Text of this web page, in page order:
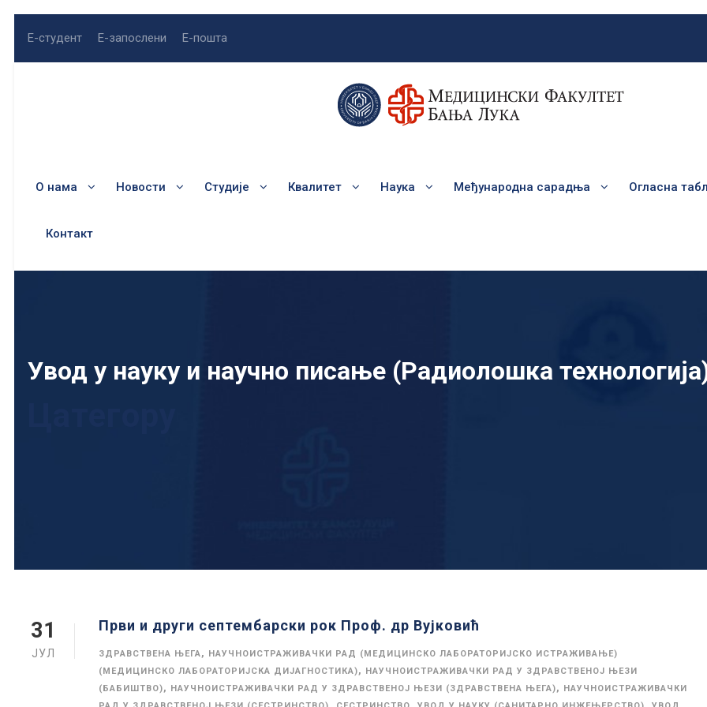
Е-студент Е-запослени Е-пошта
О нама Новости Студије Квалитет Наука Међународна сарадња Огласна
Контакт
Увод у науку и научно писање (Радиолошка
31
ЈУЛ
Први и други септембарски рок Проф. др Вујковић
ЗДРАВСТВЕНА ЊЕГА, НАУЧНОИСТРАЖИВАЧКИ РАД (МЕДИЦИНСКО ЛАБОРАТОРИЈСКО ИСТРАЖИВАЊЕ)
(МЕДИЦИНСКО ЛАБОРАТОРИЈСКА ДИЈАГНОСТИКА), НАУЧНОИСТРАЖИВАЧКИ РАД У ЗДРАВСТВЕНОЈ ЊЕЗИ
(БАБИШТВО), НАУЧНОИСТРАЖИВАЧКИ РАД У ЗДРАВСТВЕНОЈ ЊЕЗИ (ЗДРАВСТВЕНА ЊЕГА), НАУЧНОИСТРАЖИВАЧКИ